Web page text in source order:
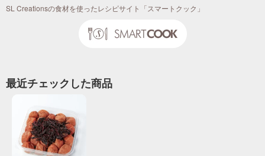
４Ｘポークと春野菜の梅和え
「４Ｘポーク使い切りレシピ」（ＳＬＣ倶楽部
２０２６年４月）
２０２６年２月度ＳＬセレクト「フライパンで
真あじの竜田揚げ」アレンジレシピ（本社 調
SL Creationsの食材を使ったレシピサイト「スマートクック」
最近チェックした商品